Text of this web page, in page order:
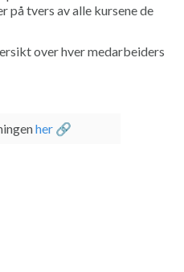
på tvers av alle kursene de
over hver medarbeiders
her 🔗